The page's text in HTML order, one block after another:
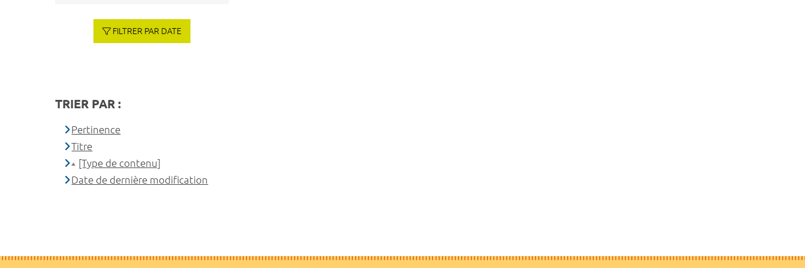
FILTRER PAR DATE
TRIER PAR :
Pertinence
Titre
[Type de contenu]
Date de dernière modification